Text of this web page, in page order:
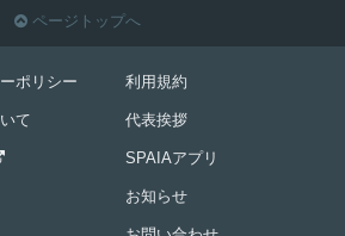
 ページトップへ
ポリシー
て
利用規約
代表挨拶
SPAIAアプリ
お知らせ